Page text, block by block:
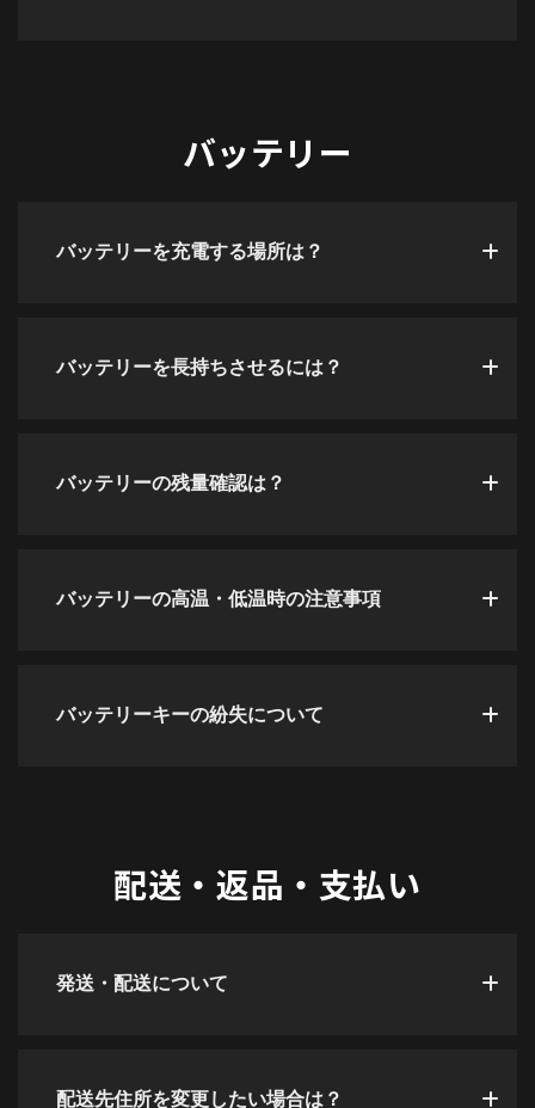
バッテリー
バッテリーを充電する場所は？
バッテリーを長持ちさせるには？
バッテリーの残量確認は？
バッテリーの高温・低温時の注意事項
バッテリーキーの紛失について
配送・返品・支払い
発送・配送について
配送先住所を変更したい場合は？